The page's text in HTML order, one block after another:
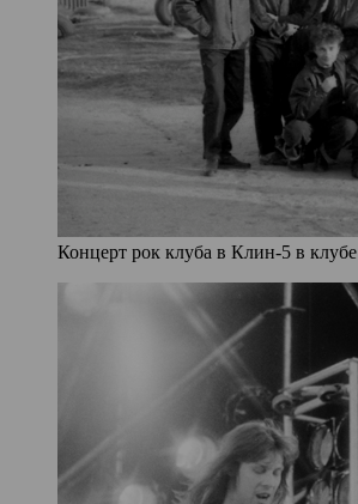
Концерт рок клуба в Клин-5 в клубе